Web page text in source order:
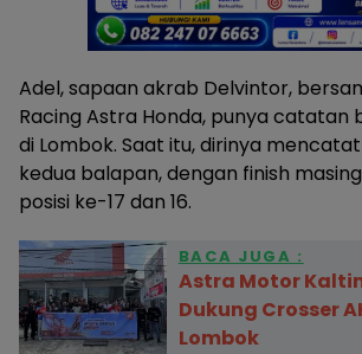
Adel, sapaan akrab Delvintor,
Racing Astra Honda, punya catatan
di Lombok. Saat itu, dirinya
kedua balapan, dengan finish
posisi ke-17 dan 16.
BACA JUGA :
Astra Motor
Dukung Crosser
Lombok